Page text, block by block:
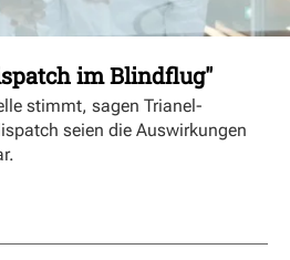
im Blindflug"
stimmt, sagen Trianel-
seien die Auswirkungen